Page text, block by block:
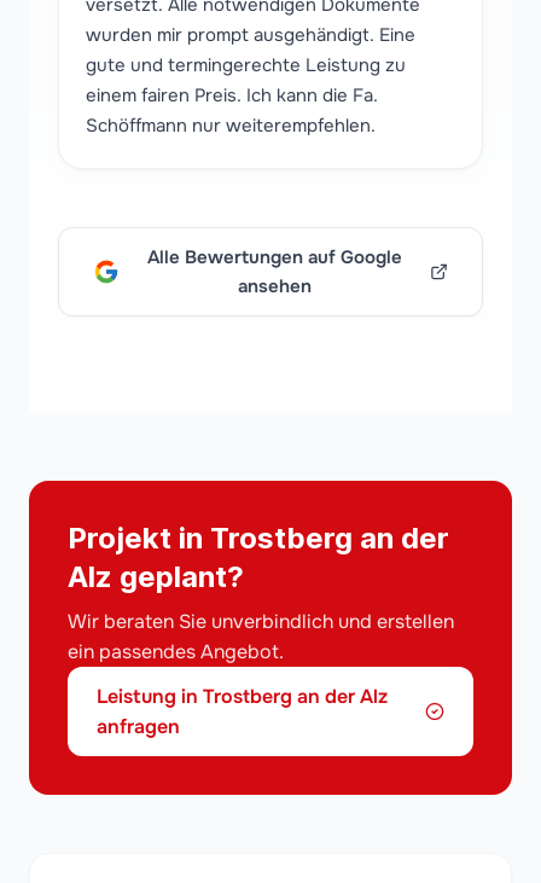
versetzt. Alle notwendigen Dokumente
wurden mir prompt ausgehändigt. Eine
gute und termingerechte Leistung zu
einem fairen Preis. Ich kann die Fa.
Schöffmann nur weiterempfehlen.
Alle Bewertungen auf Google
ansehen
Projekt in Trostberg an der
Alz geplant?
Wir beraten Sie unverbindlich und erstellen
ein passendes Angebot.
Leistung in Trostberg an der Alz
anfragen